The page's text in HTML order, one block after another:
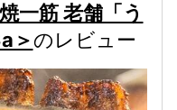
一筋 老舗「う
＞のレビュー